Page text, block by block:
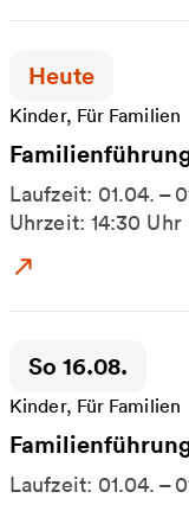
Zeitpunkt der
Heute
Kinder, Für Familien
Laufzeit: 01.04. –
Uhrzeit: 14:30 Uhr
Zum Event:
Zeitpunkt der
So 16.08.
Kinder, Für Familien
Laufzeit: 01.04. –